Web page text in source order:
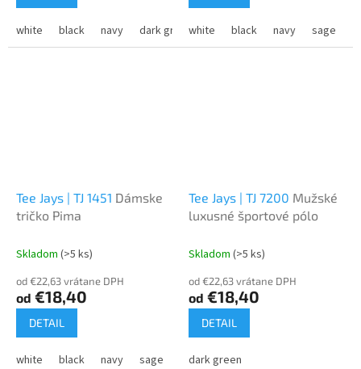
white black navy dark grey white black navy sage
Tee Jays | TJ 1451 Dámske
tričko Pima
Skladom (>5 ks)
od €22,63 vrátane DPH
od €18,40
DETAIL
white black navy sage Cement
Tee Jays | TJ 7200 Mužské
luxusné športové pólo
Skladom (>5 ks)
od €22,63 vrátane DPH
od €18,40
DETAIL
dark green